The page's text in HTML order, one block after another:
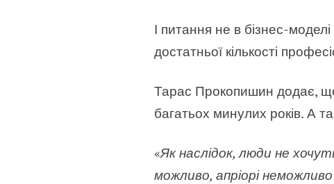
І питання не в бізнес-
достатньої кількості
Тарас Прокопишин додає,
багатьох минулих років. А
«Як наслідок, люди не
можливо, апріорі